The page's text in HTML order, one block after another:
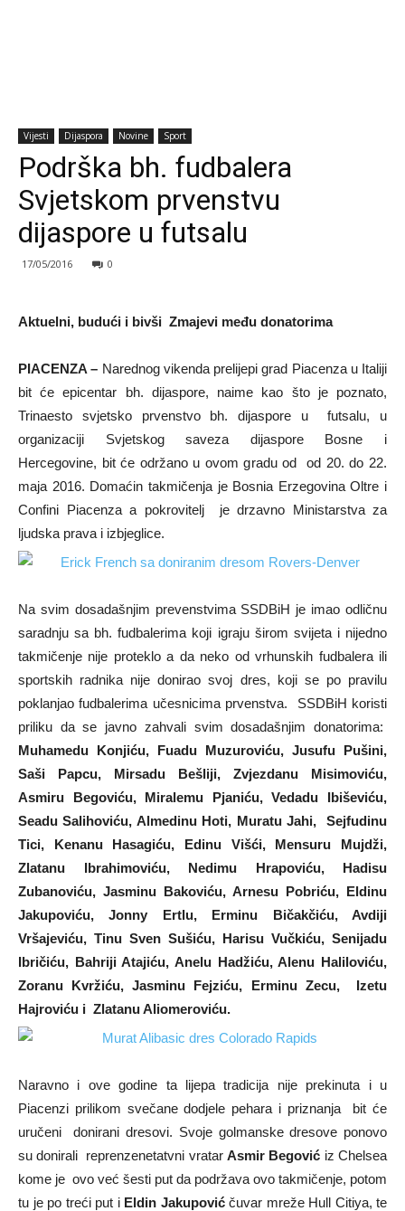
Vijesti Dijaspora Novine Sport
Podrška bh. fudbalera
Svjetskom prvenstvu
dijaspore u futsalu
17/05/2016 0
Aktuelni, budući i bivši Zmajevi među donatorima
PIACENZA – Narednog vikenda prelijepi grad Piacenza u Italiji
bit će epicentar bh. dijaspore, naime kao što je poznato,
Trinaesto svjetsko prvenstvo bh. dijaspore u futsalu, u
organizaciji Svjetskog saveza dijaspore Bosne i
Hercegovine, bit će održano u ovom gradu od od 20. do 22.
maja 2016. Domaćin takmičenja je Bosnia Erzegovina Oltre i
Confini Piacenza a pokrovitelj je drzavno Ministarstva za
ljudska prava i izbjeglice.
Na svim dosadašnjim prevenstvima SSDBiH je imao odličnu
saradnju sa bh. fudbalerima koji igraju širom svijeta i nijedno
takmičenje nije proteklo a da neko od vrhunskih fudbalera ili
sportskih radnika nije donirao svoj dres, koji se po pravilu
poklanjao fudbalerima učesnicima prvenstva. SSDBiH koristi
priliku da se javno zahvali svim dosadašnjim donatorima:
Muhamedu Konjiću, Fuadu Muzuroviću, Jusufu Pušini,
Saši Papcu, Mirsadu Bešliji, Zvjezdanu Misimoviću,
Asmiru Begoviću, Miralemu Pjaniću, Vedadu Ibiševiću,
Seadu Salihoviću, Almedinu Hoti, Muratu Jahi, Sejfudinu
Tici, Kenanu Hasagiću, Edinu Višći, Mensuru Mujdži,
Zlatanu Ibrahimoviću, Nedimu Hrapoviću, Hadisu
Zubanoviću, Jasminu Bakoviću, Arnesu Pobriću, Eldinu
Jakupoviću, Jonny Ertlu, Erminu Bičakčiću, Avdiji
Vršajeviću, Tinu Sven Sušiću, Harisu Vučkiću, Senijadu
Ibričiću, Bahriji Atajiću, Anelu Hadžiću, Alenu Haliloviću,
Zoranu Kvržiću, Jasminu Fejziću, Erminu Zecu,
Izetu
Hajroviću i Zlatanu Aliomeroviću.
Naravno i ove godine ta lijepa tradicija nije prekinuta i u
Piacenzi prilikom svečane dodjele pehara i priznanja bit će
uručeni donirani dresovi. Svoje golmanske dresove ponovo
su donirali reprenzenetatvni vratar Asmir Begović iz Chelsea
kome je ovo već šesti put da podržava ovo takmičenje, potom
tu je po treći put i Eldin Jakupovićčuvar mreže Hull Citiya, te